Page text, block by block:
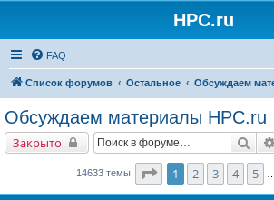
HPC.ru
FAQ
Список форумов Остальное Обсуждаем
Обсуждаем материалы HPC.ru
Закрыто
14633 темы Страница1 из 488
1 2 3 4 5